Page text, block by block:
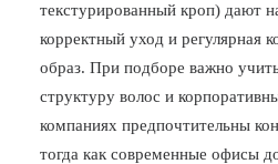
текстурированный кроп) дают
корректный уход и регулярная
образ. При подборе важно
структуру волос и
компаниях предпочтительны
тогда как современные офисы